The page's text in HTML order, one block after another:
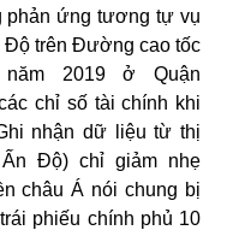
phản ứng tương tự vụ
Độ trên Đường cao tốc
năm 2019 ở Quận
chỉ số tài chính khi
nhận dữ liệu từ thị
Độ) chỉ giảm nhẹ
châu Á nói chung bị
phiếu chính phủ 10